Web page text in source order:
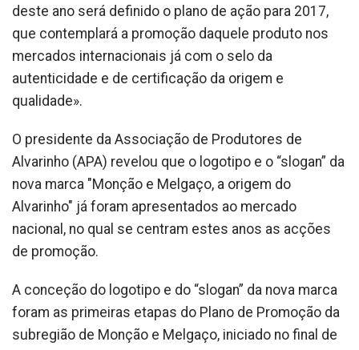
deste ano será definido o plano de ação para 2017,
que contemplará a promoção daquele produto nos
mercados internacionais já com o selo da
autenticidade e de certificação da origem e
qualidade».
O presidente da Associação de Produtores de
Alvarinho (APA) revelou que o logotipo e o “slogan” da
nova marca "Monção e Melgaço, a origem do
Alvarinho" já foram apresentados ao mercado
nacional, no qual se centram estes anos as acções
de promoção.
A conceção do logotipo e do “slogan” da nova marca
foram as primeiras etapas do Plano de Promoção da
subregião de Monção e Melgaço, iniciado no final de